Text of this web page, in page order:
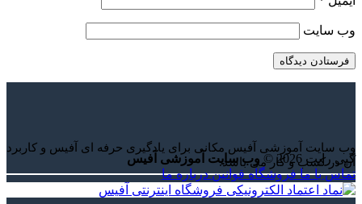
وب‌ سایت
وب سایت آموزشی آفیس مکانی برای یادگیری حرفه ای آفیس و کاربرد
آن در کسب و کار می باشد.
کپی رایت 2026 ©
وب سایت آموزشی آفیس
تماس با ما فروشگاه قوانین درباره ما